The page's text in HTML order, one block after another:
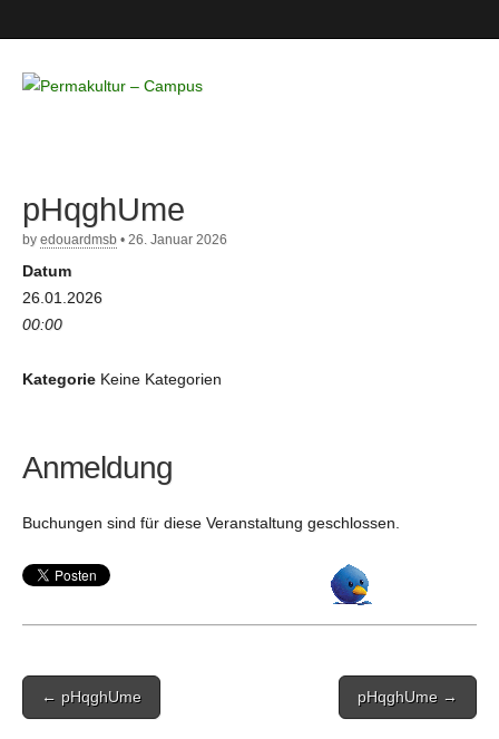
– Campus
pHqghUme
by edouardmsb • 26. Januar 2026
Datum
26.01.2026
00:00
Kategorie Keine Kategorien
Anmeldung
Buchungen sind für diese Veranstaltung geschlossen.
Post
navigation
← pHqghUme pHqghUme →